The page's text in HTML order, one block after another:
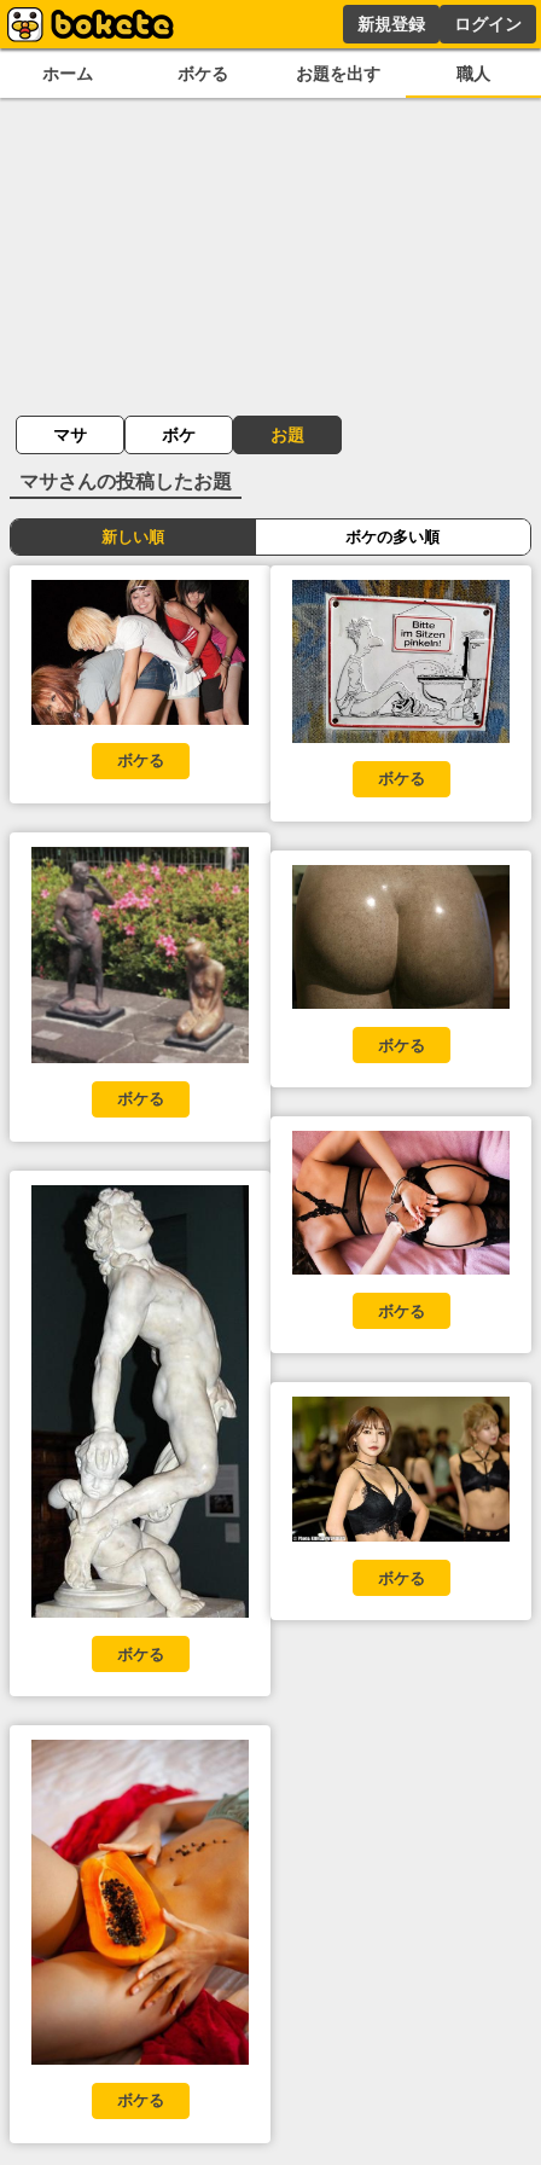
新規登録 ログイン
ホーム ボケる お題を出す 職人
マサ ボケ お題
マサさんの投稿したお題
新しい順 ボケの多い順
ボケる
ボケる
ボケる
ボケる
ボケる
ボケる
ボケる
ボケる